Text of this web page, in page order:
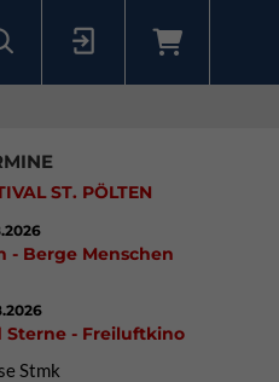
ST. PÖLTEN
- Berge Menschen
Sterne - Freiluftkino
Stmk